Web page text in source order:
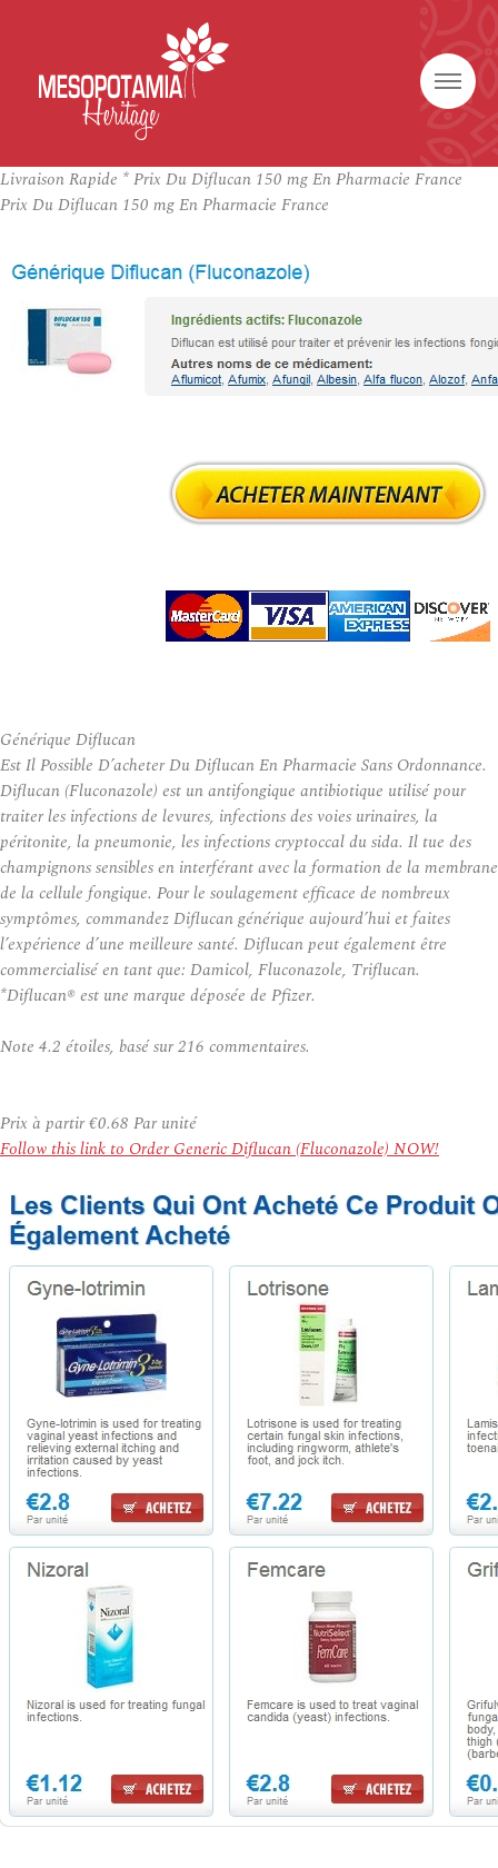
Livraison Rapide * Prix Du Diflucan 150 mg En Pharmacie France
Prix Du Diflucan 150 mg En Pharmacie France
Générique Diflucan
Est Il Possible D’acheter Du Diflucan En Pharmacie Sans Ordonnance.
Diflucan (Fluconazole) est un antifongique antibiotique utilisé pour
traiter les infections de levures, infections des voies urinaires, la
péritonite, la pneumonie, les infections cryptoccal du sida. Il tue des
champignons sensibles en interférant avec la formation de la membrane
de la cellule fongique. Pour le soulagement efficace de nombreux
symptômes, commandez Diflucan générique aujourd’hui et faites
l’expérience d’une meilleure santé. Diflucan peut également être
commercialisé en tant que: Damicol, Fluconazole, Triflucan.
*Diflucan® est une marque déposée de Pfizer.
Note 4.2 étoiles, basé sur216 commentaires.
Prix à partir€0.68 Par unité
Follow this link to Order Generic Diflucan (Fluconazole) NOW!